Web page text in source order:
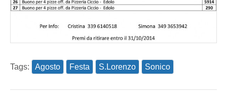
Tags: Agosto Festa S.Lorenzo Sonico